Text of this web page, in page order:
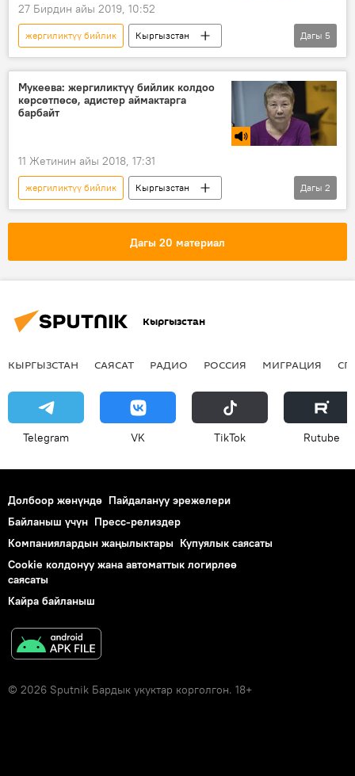
27 Бирдин айы 2019, 10:52
жергиликтүү бийлик
Кыргызстан
Жаңылыктар
Саясат
Сооронбай Жээнбеков
жер
Дагы 5
Мукеева: жергиликтүү бийлик колдоо
көрсөтпөсө, адистер аймактарга
барбайт
11 Жетинин айы 2018, 17:31
жергиликтүү бийлик
Кыргызстан
Радио
Коом дарыгер
Дагы 2
Дагы 20 материал
Кыргызстан
КЫРГЫЗСТАН САЯСАТ РАДИО РОССИЯ МИГРАЦИЯ
Telegram VK ТikТоk Rutube
Долбоор жөнүндө Пайдалануу эрежелери
Байланыш үчүн Пресс-релиздер
Компаниялардын жаңылыктары Купуялык саясаты
Cookie колдонуу жана автоматтык логирлөө
саясаты
Кайра байланыш
© 2026 Sputnik Бардык укуктар корголгон. 18+